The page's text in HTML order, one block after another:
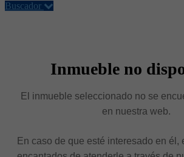
Buscador
Inmueble no
El inmueble seleccionado no se
en nuestra web.
En caso de que esté interesado en él,